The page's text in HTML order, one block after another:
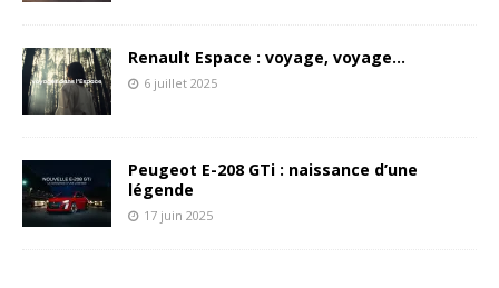
Renault Espace : voyage, voyage…
6 juillet 2025
Peugeot E-208 GTi : naissance d’une
légende
17 juin 2025